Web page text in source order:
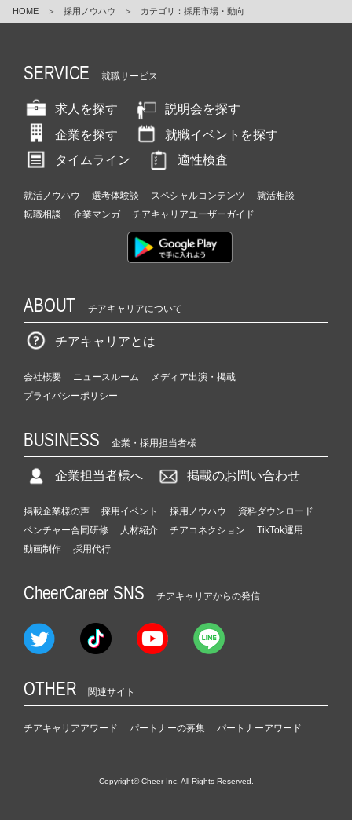
HOME ＞ 採用ノウハウ ＞ カテゴリ：採用市場・動向
SERVICE 就職サービス
求人を探す
説明会を探す
企業を探す
就職イベントを探す
タイムライン
適性検査
就活ノウハウ 選考体験談 スペシャルコンテンツ
就活相談
転職相談
企業マンガ チアキャリアユーザーガイド
ABOUT チアキャリアについて
チアキャリアとは
会社概要 ニュースルーム
メディア出演・掲載
プライバシーポリシー
BUSINESS 企業・採用担当者様
企業担当者様へ 掲載のお問い合わせ
掲載企業様の声 採用イベント 採用ノウハウ
資料ダウンロード
ベンチャー合同研修
人材紹介 チアコネクション
TikTok運用
動画制作
採用代行
CheerCareer SNS チアキャリアからの発信
OTHER 関連サイト
チアキャリアアワード パートナーの募集 パートナーアワード
Copyright© Cheer Inc. All Rights Reserved.